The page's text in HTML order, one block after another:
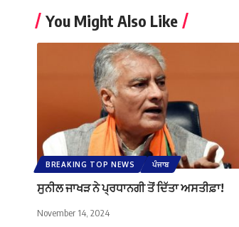
You Might Also Like
BREAKING TOP NEWS ਪੰਜਾਬ
ਸੁਨੀਲ ਜਾਖੜ ਨੇ ਪ੍ਰਧਾਨਗੀ ਤੋਂ ਦਿੱਤਾ ਅਸਤੀਫ਼ਾ!
November 14, 2024